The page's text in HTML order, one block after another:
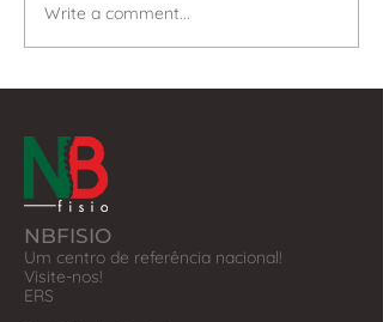
Write a comment...
NBFISIO
Um centro de referência nacional!
Visite-nos!
​ERS